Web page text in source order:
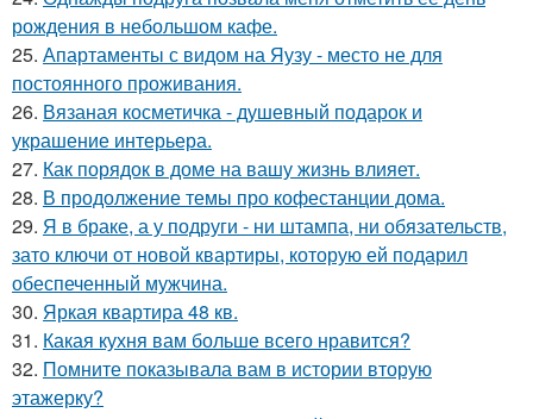
рождения в небольшом кафе.
25. Апартаменты с видом на Яузу - место не для
постоянного проживания.
26. Вязаная косметичка - душевный подарок и
украшение интерьера.
27. Как порядок в доме на вашу жизнь влияет.
28. В продолжение темы про кофестанции дома.
29. Я в браке, а у подруги - ни штампа, ни обязательств,
зато ключи от новой квартиры, которую ей подарил
обеспеченный мужчина.
30. Яркая квартира 48 кв.
31. Какая кухня вам больше всего нравится?
32. Помните показывала вам в истории вторую
этажерку?